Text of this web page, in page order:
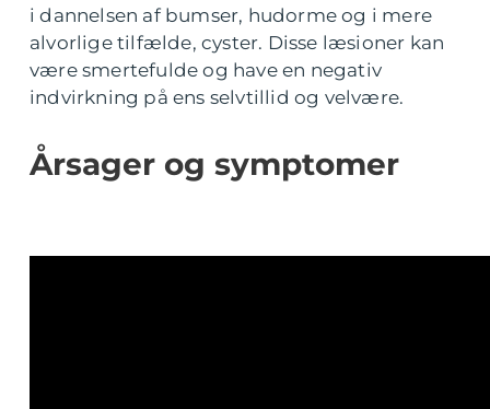
i dannelsen af bumser, hudorme og i mere
alvorlige tilfælde, cyster. Disse læsioner kan
være smertefulde og have en negativ
indvirkning på ens selvtillid og velvære.
Årsager og symptomer